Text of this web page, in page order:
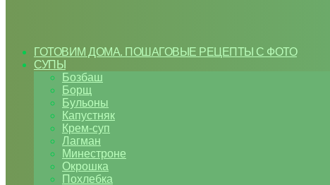
ГОТОВИМ ДОМА. ПОШАГОВЫЕ РЕЦЕПТЫ С ФОТО
СУПЫ
Бозбаш
Борщ
Бульоны
Капустняк
Крем-суп
Лагман
Минестроне
Окрошка
Похлебка